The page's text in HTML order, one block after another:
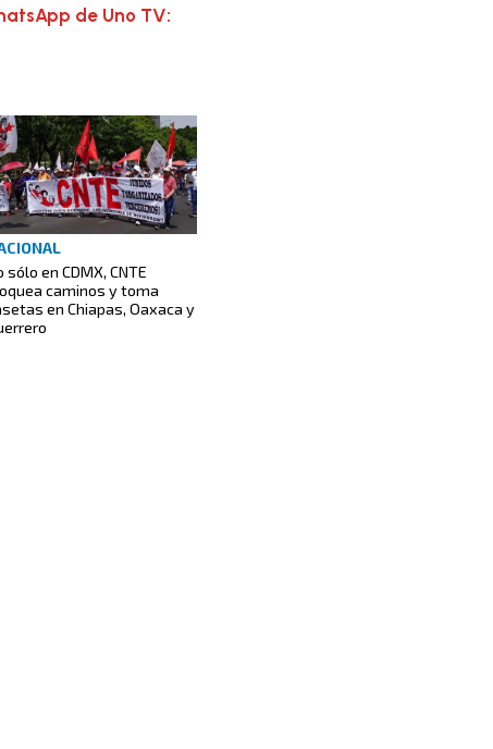
de Uno TV:
sólo en CDMX, CNTE
caminos y toma
en Chiapas, Oaxaca y